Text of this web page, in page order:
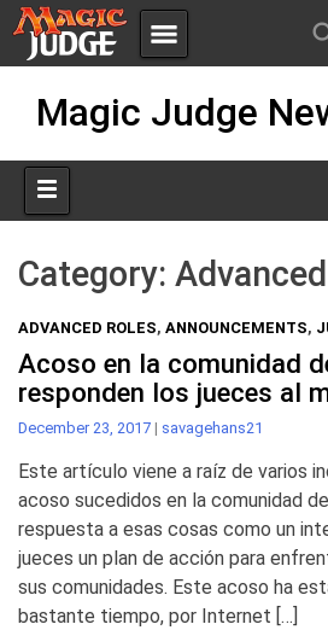
menu
Apps JudgeApps
Forum
Judges
Policies IPG
JAR
Magic Judge
Category:
ADVANCED ROLES, ANNOUNCEMENTS,
Acoso en la comunidad
responden los jueces al
December 23, 2017 | savagehans21
Este artículo viene a raíz de varios
acoso sucedidos en la comunidad
respuesta a esas cosas como un
jueces un plan de acción para
sus comunidades. Este acoso ha
bastante tiempo, por Internet […]